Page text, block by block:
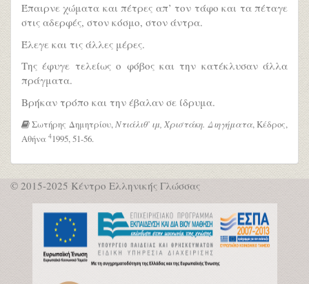
Έπαιρνε χώματα και πέτρες απ’ τον τάφο και τα πέταγε
στις αδερφές, στον κόσμο, στον άντρα.
Έλεγε και τις άλλες μέρες.
Της έφυγε τελείως ο φόβος και την κατέκλυσαν άλλα
πράγματα.
Βρήκαν τρόπο και την έβαλαν σε ίδρυμα.
Σωτήρης Δημητρίου, Ντιάλιθ’ ιμ, Χριστάκη. Διηγήματα, Κέδρος,
Αθήνα 41995, 51-56.
© 2015-2025 Κέντρο Ελληνικής Γλώσσας